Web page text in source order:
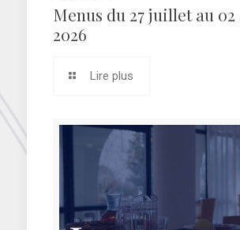
Menus du 27 juillet au
2026
Lire plus